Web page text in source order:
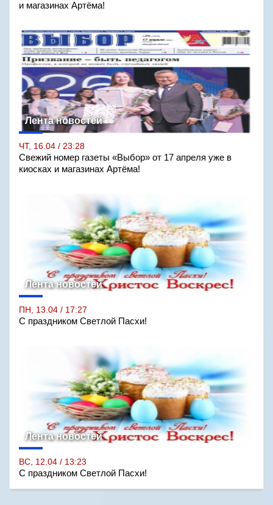
и магазинах Артёма!
Лента новостей
ЧТ, 16.04 / 23:28
Свежий номер газеты «Выбор» от 17 апреля уже в
киосках и магазинах Артёма!
Лента новостей
ПН, 13.04 / 17:27
С праздником Светлой Пасхи!
Лента новостей
ВС, 12.04 / 13:23
С праздником Светлой Пасхи!